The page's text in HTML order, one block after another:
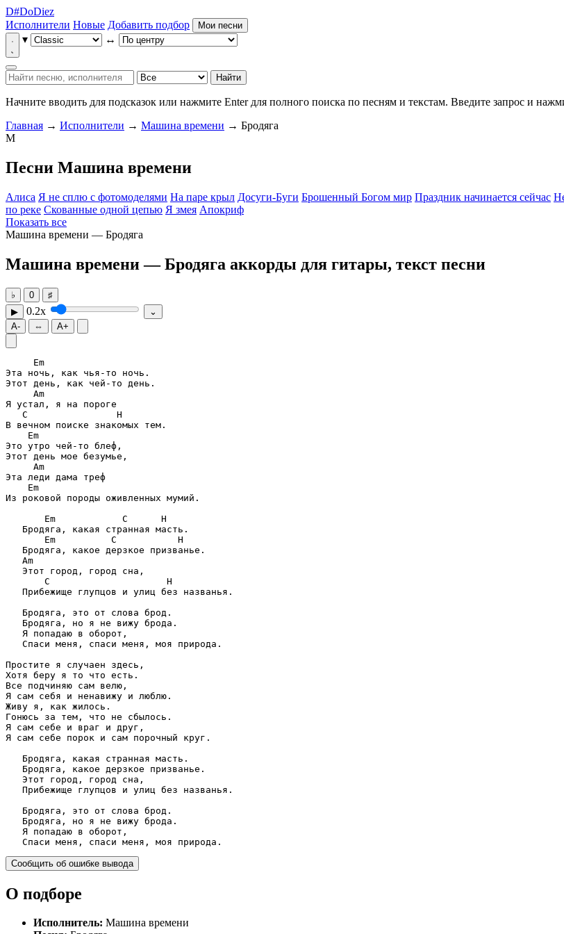
D#DoDiez
Исполнители Новые Добавить подбор Мои песни
▾ ↔
Найти
Начните вводить для подсказок или нажмите Enter для полного поиска по песням и текстам. Введите запрос и
Главная → Исполнители → Машина времени → Бродяга
М
Песни Машина времени
Алиса Я не сплю с фотомоделями На паре крыл Досуги-Буги Брошенный Богом мир Праздник начинается сейчас
по реке Скованные одной цепью Я змея Апокриф
Показать все
Машина времени — Бродяга
Машина времени — Бродяга аккорды для гитары, текст песни
♭ 0
♯
▶
0.2x
⌄
A-
⇔ A+
Em
Эта ночь, как чья-то ночь.
Am
C
H
Em
Это утро чей-то блеф,
Am
Em
Из роковой породы оживленных мумий.
Em
C
H
Em
C
H
Am
C
H
   Прибежище глупцов и улиц без названья.
   Бродяга, это от слова брод.
   Бродяга, но я не вижу брода.
   Я попадаю в оборот,
   Спаси меня, спаси меня, моя природа.
Простите я случаен здесь,
Хотя беру я то что есть.
Все подчиняю сам велю,
Я сам себя и ненавижу и люблю.
Живу я, как жилось.
Гонюсь за тем, что не сбылось.
Я сам себе и враг и друг,
Я сам себе порок и сам порочный круг.
   Бродяга, какая странная масть.
   Бродяга, какое дерзкое призванье.
   Этот город, город сна,
   Прибежище глупцов и улиц без названья.
   Бродяга, это от слова брод.
   Бродяга, но я не вижу брода.
   Я попадаю в оборот,
   Спаси меня, спаси меня, моя природа.
Сообщить об ошибке вывода
О подборе
Исполнитель: Машина времени